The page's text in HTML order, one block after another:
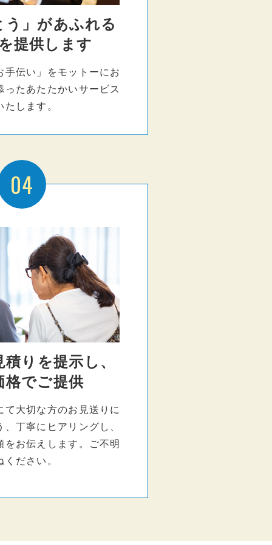
う」があふれる
提供します
手伝い」をモットーにお
ったあたたかいサービス
します。
04
りを提示し、
格でご提供
て大切な方のお見送りに
丁寧にヒアリングし、
をお伝えします。ご不明
ださい。